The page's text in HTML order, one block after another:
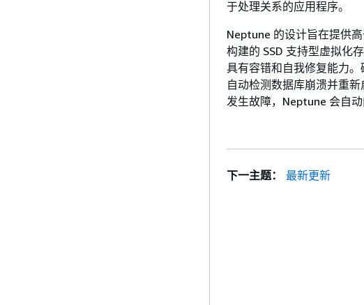
于处理关系的应用程序。
Neptune 的设计旨在提供
构建的 SSD 支持型虚拟化
具有容错和自我修复能力
自动检测数据库崩溃并重
发生故障，Neptune 会自
下一主题： 最新更新